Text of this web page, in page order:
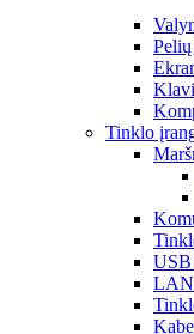
Tinklo
USB
LAN